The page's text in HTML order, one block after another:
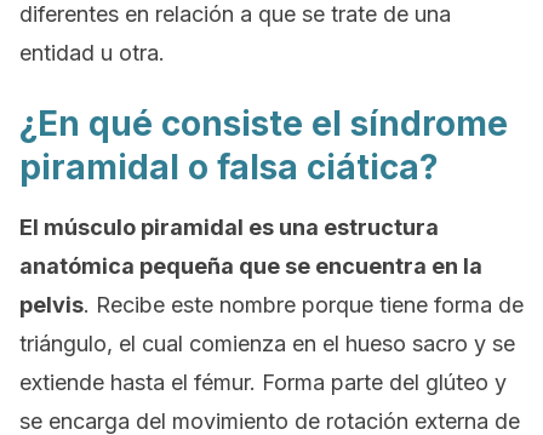
diferentes en relación a que se trate de una
entidad u otra.
¿En qué consiste el síndrome
piramidal o falsa ciática?
El músculo piramidal es una estructura
anatómica pequeña que se encuentra en la
pelvis. Recibe este nombre porque tiene forma de
triángulo, el cual comienza en el hueso sacro y se
extiende hasta el fémur. Forma parte del glúteo y
se encarga del movimiento de rotación externa de